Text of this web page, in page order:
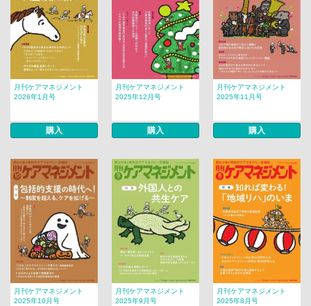
月刊ケアマネジメント
2026年1月号
購入
月刊ケアマネジメント
2025年12月号
購入
月刊ケアマネジメント
2025年11月号
購入
月刊ケアマネジメント
2025年10月号
月刊ケアマネジメント
2025年9月号
月刊ケアマネジメント
2025年8月号